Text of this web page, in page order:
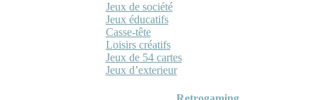
Jeux de société
Jeux éducatifs
Casse-tête
Loisirs créatifs
Jeux de 54 cartes
Jeux d’exterieur